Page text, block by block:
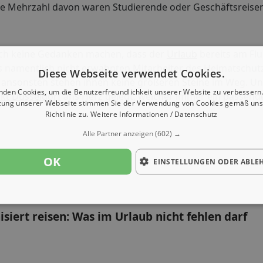
Mehrzahl davon waren Studierende oder
keine Gedanken machen, dass der
nicht erwähnten Mitarbeiter des
stehen ihnen keine größeren Steine im Weg.
Düsseldorfans Herz gelegt, welcher immer ein
reisen: Was im Urlaub nicht fehlen darf
Diese Webseite verwendet Cookies.
Cookies, um die Benutzerfreundlichkeit unserer Website zu
unserer Webseite stimmen Sie der Verwendung von Cookies gemäß
Richtlinie zu. Weitere Informationen / Datenschutz
Alle Partner anzeigen(602) →
OK EINSTELLUNGEN ODER